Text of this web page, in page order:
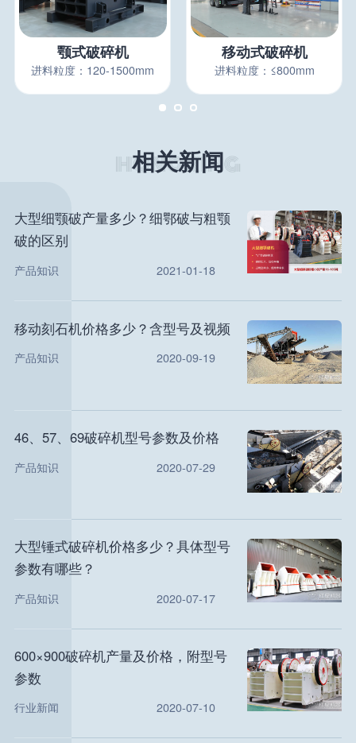
颚式破碎机
进料粒度：120-1500mm
移动式破碎机
进料粒度：≤800mm
相关新闻
大型细颚破产量多少？细鄂破与粗颚
破的区别
产品知识 2021-01-18
移动刻石机价格多少？含型号及视频
产品知识 2020-09-19
46、57、69破碎机型号参数及价格
产品知识 2020-07-29
大型锤式破碎机价格多少？具体型号
参数有哪些？
产品知识 2020-07-17
600×900破碎机产量及价格，附型号
参数
行业新闻 2020-07-10